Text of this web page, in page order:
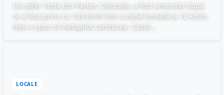
Un șofer Tesla din Parker, Colorado, a fost amendat după
ce a fost prins cu 103 km/h într-o zonă limitată la 72 km/h,
deși a spus că Autopilot conducea. Cazul...
LOCALE